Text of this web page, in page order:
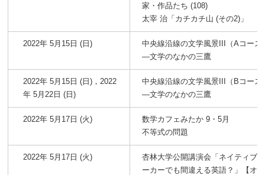
家・作品たち (108)
太宰 治「カチカチ山 (その2)」
2022年 5月15日 (日)
中央線沿線の文学風景III（Aコース
―文学のなかの三鷹
2022年 5月15日 (日)，2022
年 5月22日 (日)
中央線沿線の文学風景III（Bコース
―文学のなかの三鷹
2022年 5月17日 (火)
数学カフェみたか 9・5月
不等式の問題
2022年 5月17日 (火)
杏林大学公開講演会「ネイティブ
ーカーでも間違える英語？」【オ